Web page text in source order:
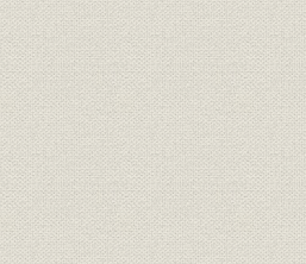
主要製品生産実績 商船用タービ
ン(広島造船所)
昭和22年
主要製品生産実績 艦艇用蒸気タ
ービン(主タービン-長崎造船所)
昭和30年5